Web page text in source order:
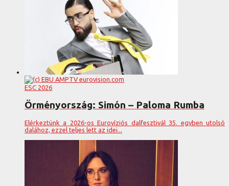
ESC 2026
Örményország: Simón – Paloma Rumba
Elérkeztünk a 2026-os Eurovíziós dalfesztivál 35. egyben utolsó
dalához, ezzel teljes lett az idei...